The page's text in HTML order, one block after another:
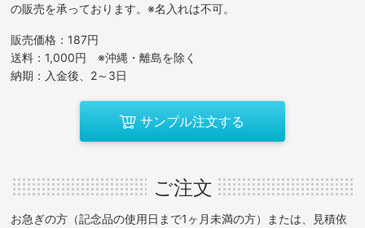
の販売を承っております。※名入れは不可。
販売価格：187円
送料：1,000円 ※沖縄・離島を除く
納期：入金後、2～3日
サンプル注文する
ご注文
お急ぎの方（記念品の使用日まで1ヶ月未満の方）または、見積依